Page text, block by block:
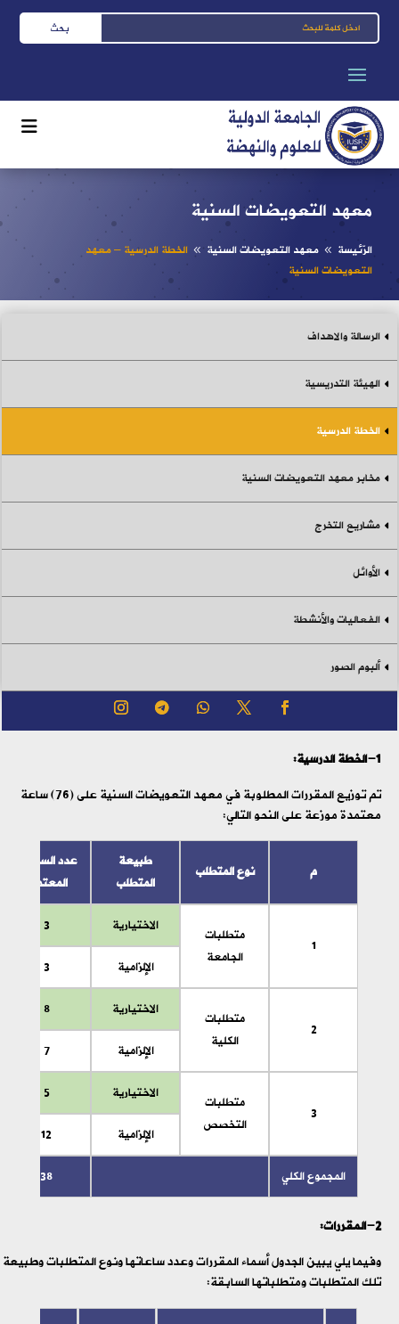
معهد التعويضات السنية
الرّئيسة 8 معهد التعويضات السنية 8 الخطة الدرسية – معهد
التعويضات السنية
1-الخطة الدرسية:
تم توزيع المقررات المطلوبة في معهد التعويضات السنية على (76) ساعة
معتمدة موزعة على النحو التالي:
م نوع المتطلب
طبيعة
المتطلب
عدد الساعات
المعتمدة
1
متطلبات
الجامعة
الاختيارية
3
الإلزامية
3
2
متطلبات
الكلية
الاختيارية
8
الإلزامية
7
3
متطلبات
التخصص
الاختيارية
5
الإلزامية
12
المجموع الكلي
38
2-المقررات:
وفيما يلي يبين الجدول أسماء المقررات وعدد ساعاتها ونوع المتطلبات وطبيعة
تلك المتطلبات ومتطلباتها السابقة:
الرسالة والاهداف
الهيئة التدريسية
الخطة الدرسية
مخابر معهد التعويضات السنية
مشاريع التخرج
الأوائل
الفعاليات والأنشطة
ألبوم الصور